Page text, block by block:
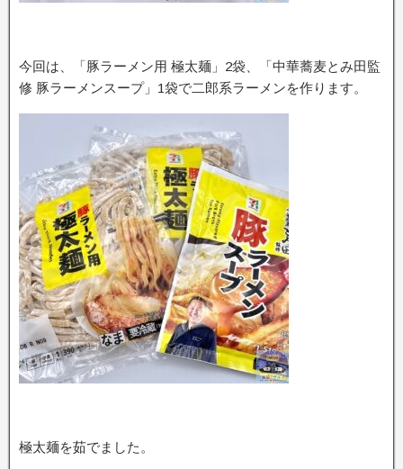
今回は、「豚ラーメン用 極太麺」2袋、「中華蕎麦とみ田監
修 豚ラーメンスープ」1袋で二郎系ラーメンを作ります。
極太麺を茹でました。